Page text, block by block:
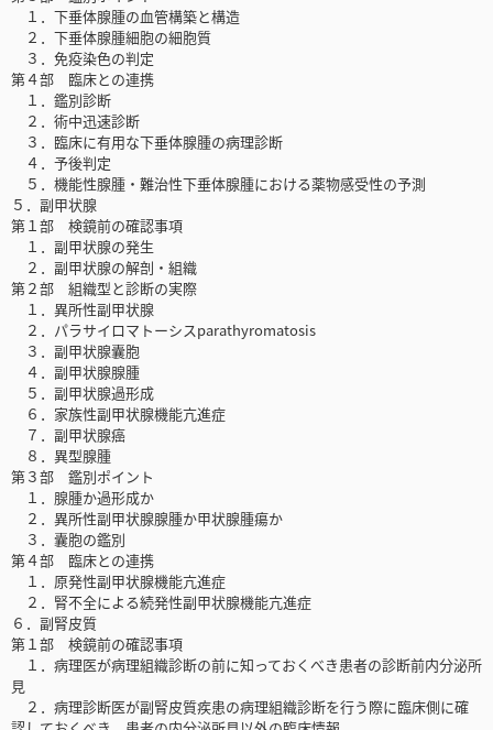
１．下垂体腺腫の血管構築と構造
２．下垂体腺腫細胞の細胞質
３．免疫染色の判定
第４部 臨床との連携
１．鑑別診断
２．術中迅速診断
３．臨床に有用な下垂体腺腫の病理診断
４．予後判定
５．機能性腺腫・難治性下垂体腺腫における薬物感受性の予測
５．副甲状腺
第１部 検鏡前の確認事項
１．副甲状腺の発生
２．副甲状腺の解剖・組織
第２部 組織型と診断の実際
１．異所性副甲状腺
２．パラサイロマトーシスparathyromatosis
３．副甲状腺囊胞
４．副甲状腺腺腫
５．副甲状腺過形成
６．家族性副甲状腺機能亢進症
７．副甲状腺癌
８．異型腺腫
第３部 鑑別ポイント
１．腺腫か過形成か
２．異所性副甲状腺腺腫か甲状腺腫瘍か
３．囊胞の鑑別
第４部 臨床との連携
１．原発性副甲状腺機能亢進症
２．腎不全による続発性副甲状腺機能亢進症
６．副腎皮質
第１部 検鏡前の確認事項
１．病理医が病理組織診断の前に知っておくべき患者の診断前内分泌所
見
２．病理診断医が副腎皮質疾患の病理組織診断を行う際に臨床側に確